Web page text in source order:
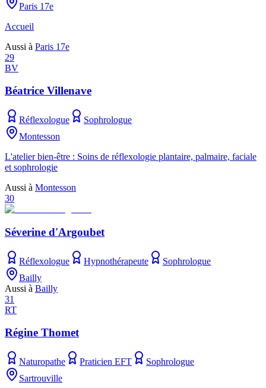
Paris 17e
Accueil
Aussi à Paris 17e
29
BV
Béatrice Villenave
Réflexologue
Sophrologue
Montesson
L'atelier bien-être : Soins de réflexologie plantaire, palmaire, faciale
et sophrologie
Aussi à Montesson
30
Séverine d'Argoubet
Réflexologue Hypnothérapeute
Sophrologue
Bailly
Aussi à Bailly
31
RT
Régine Thomet
Naturopathe Praticien EFT
Sophrologue
Sartrouville